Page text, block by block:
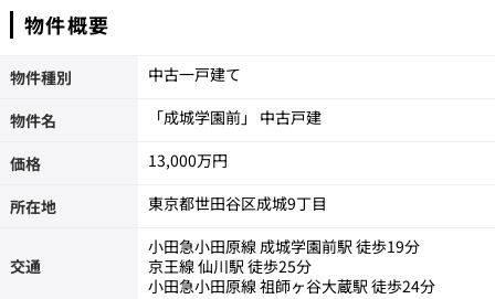
物件概要
物件種別 中古一戸建て
物件名 「成城学園前」 中古戸建
価格 13,000万円
所在地 東京都世田谷区成城9丁目
交通
小田急小田原線 成城学園前駅 徒歩19分
京王線 仙川駅 徒歩25分
小田急小田原線 祖師ヶ谷大蔵駅 徒歩24分